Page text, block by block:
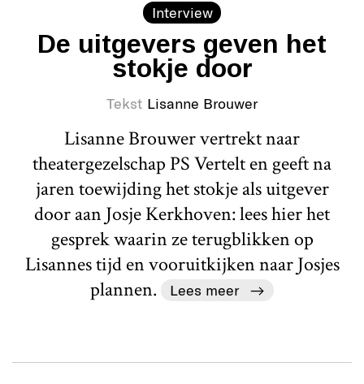
Interview
De uitgevers geven het
stokje door
Tekst Lisanne Brouwer
Lisanne Brouwer vertrekt naar
theatergezelschap PS Vertelt en geeft na
jaren toewijding het stokje als uitgever
door aan Josje Kerkhoven: lees hier het
gesprek waarin ze terugblikken op
Lisannes tijd en vooruitkijken naar Josjes
plannen.
Lees meer